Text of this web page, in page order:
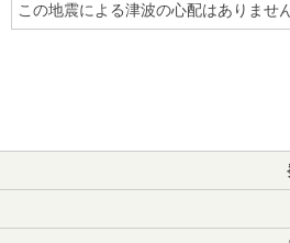
この地震による津波の心配はありません